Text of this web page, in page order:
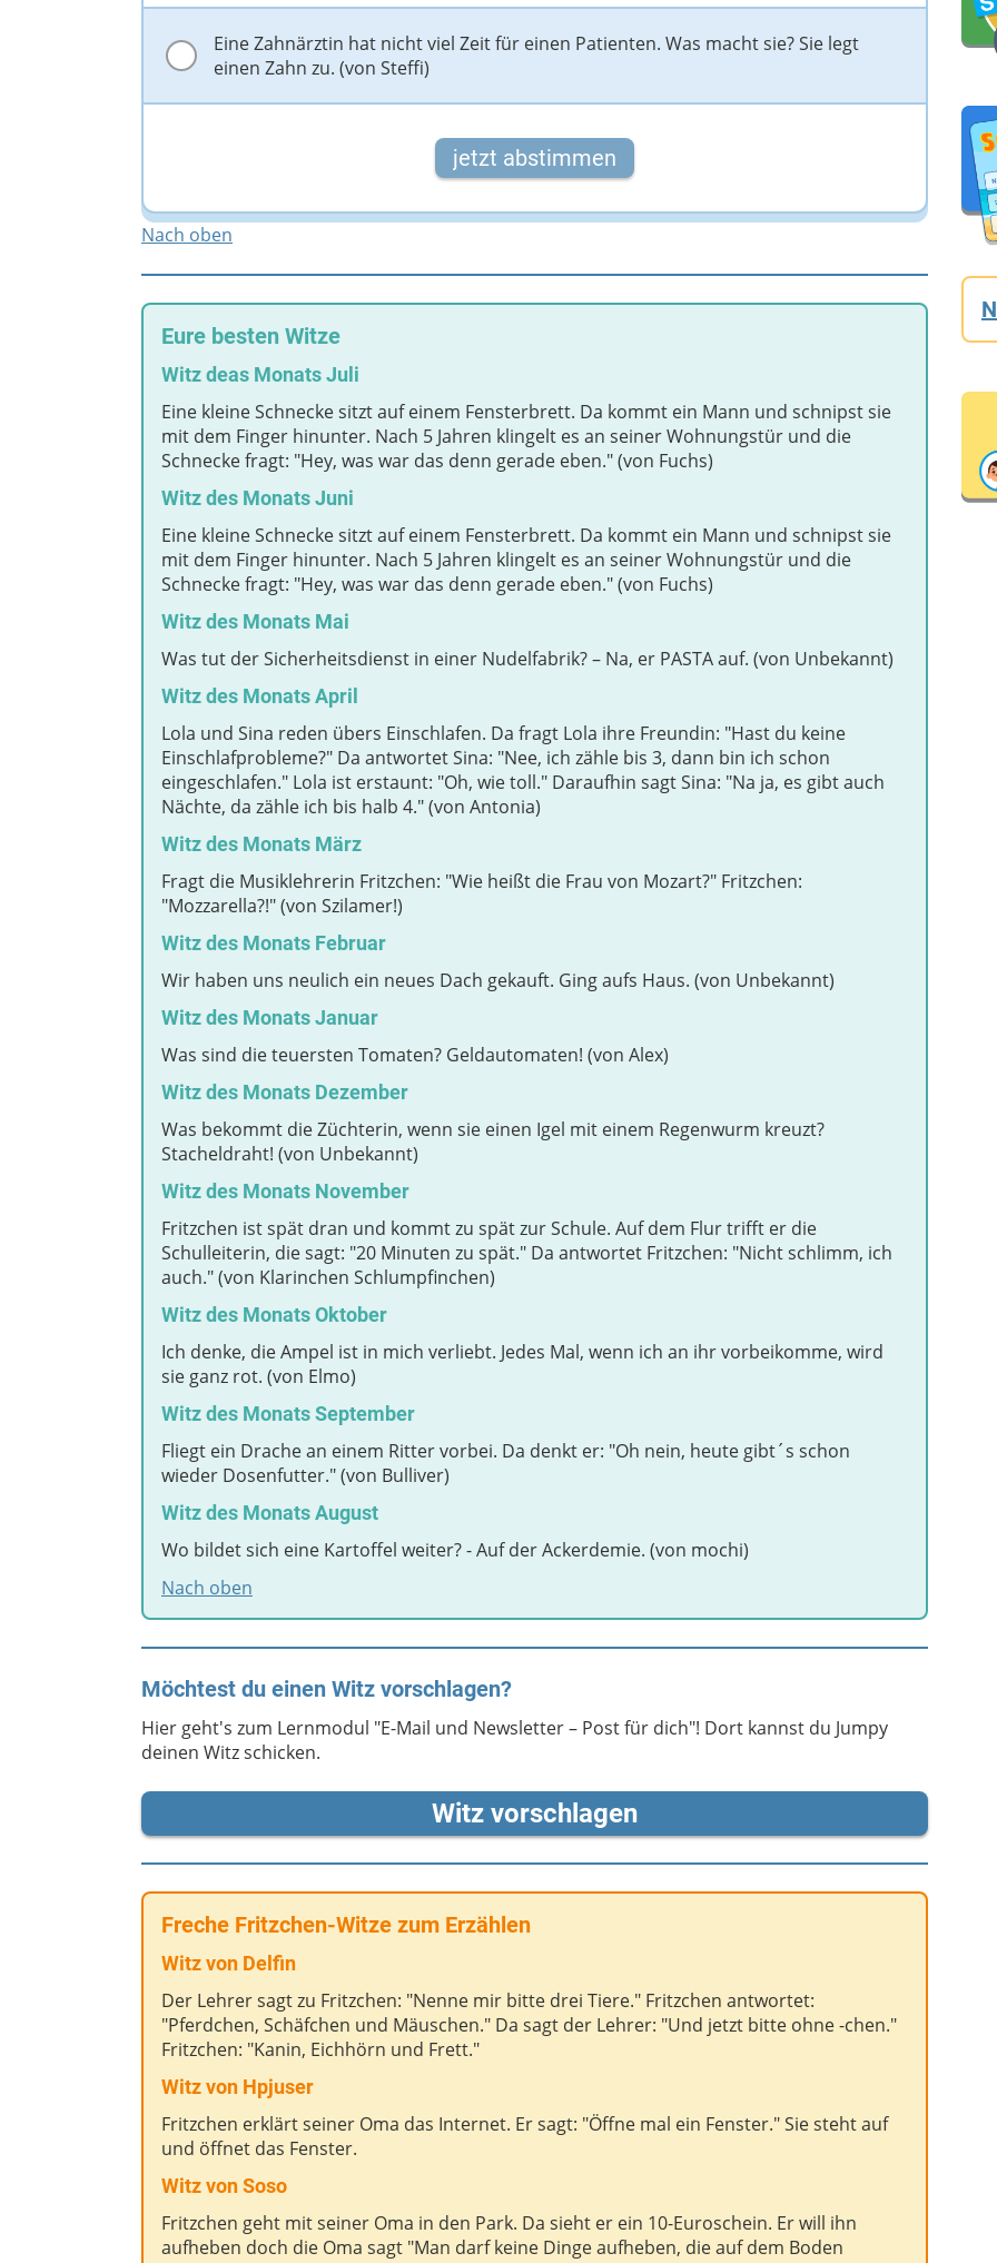
Eine Zahnärztin hat nicht viel Zeit für einen Patienten. Was macht sie? Sie legt
einen Zahn zu. (von Steffi)
jetzt abstimmen
Nach oben
Eure besten Witze
Witz deas Monats Juli
Eine kleine Schnecke sitzt auf einem Fensterbrett. Da kommt ein Mann und schnipst sie
mit dem Finger hinunter. Nach 5 Jahren klingelt es an seiner Wohnungstür und die
Schnecke fragt: "Hey, was war das denn gerade eben." (von Fuchs)
Witz des Monats Juni
Eine kleine Schnecke sitzt auf einem Fensterbrett. Da kommt ein Mann und schnipst sie
mit dem Finger hinunter. Nach 5 Jahren klingelt es an seiner Wohnungstür und die
Schnecke fragt: "Hey, was war das denn gerade eben." (von Fuchs)
Witz des Monats Mai
Was tut der Sicherheitsdienst in einer Nudelfabrik? – Na, er PASTA auf. (von Unbekannt)
Witz des Monats April
Lola und Sina reden übers Einschlafen. Da fragt Lola ihre Freundin: "Hast du keine
Einschlafprobleme?" Da antwortet Sina: "Nee, ich zähle bis 3, dann bin ich schon
eingeschlafen." Lola ist erstaunt: "Oh, wie toll." Daraufhin sagt Sina: "Na ja, es gibt auch
Nächte, da zähle ich bis halb 4." (von Antonia)
Witz des Monats März
Fragt die Musiklehrerin Fritzchen: "Wie heißt die Frau von Mozart?" Fritzchen:
"Mozzarella?!" (von Szilamer!)
Witz des Monats Februar
Wir haben uns neulich ein neues Dach gekauft. Ging aufs Haus. (von Unbekannt)
Witz des Monats Januar
Was sind die teuersten Tomaten? Geldautomaten! (von Alex)
Witz des Monats Dezember
Was bekommt die Züchterin, wenn sie einen Igel mit einem Regenwurm kreuzt?
Stacheldraht! (von Unbekannt)
Witz des Monats November
Fritzchen ist spät dran und kommt zu spät zur Schule. Auf dem Flur trifft er die
Schulleiterin, die sagt: "20 Minuten zu spät." Da antwortet Fritzchen: "Nicht schlimm, ich
auch." (von Klarinchen Schlumpfinchen)
Witz des Monats Oktober
Ich denke, die Ampel ist in mich verliebt. Jedes Mal, wenn ich an ihr vorbeikomme, wird
sie ganz rot. (von Elmo)
Witz des Monats September
Fliegt ein Drache an einem Ritter vorbei. Da denkt er: "Oh nein, heute gibt´s schon
wieder Dosenfutter." (von Bulliver)
Witz des Monats August
Wo bildet sich eine Kartoffel weiter? - Auf der Ackerdemie. (von mochi)
Nach oben
Möchtest du einen Witz vorschlagen?
Hier geht's zum Lernmodul "E-Mail und Newsletter – Post für dich"! Dort kannst du Jumpy
deinen Witz schicken.
Witz vorschlagen
Freche Fritzchen-Witze zum Erzählen
Witz von Delfin
Der Lehrer sagt zu Fritzchen: "Nenne mir bitte drei Tiere." Fritzchen antwortet:
"Pferdchen, Schäfchen und Mäuschen." Da sagt der Lehrer: "Und jetzt bitte ohne -chen."
Fritzchen: "Kanin, Eichhörn und Frett."
Witz von Hpjuser
Fritzchen erklärt seiner Oma das Internet. Er sagt: "Öffne mal ein Fenster." Sie steht auf
und öffnet das Fenster.
Witz von Soso
Fritzchen geht mit seiner Oma in den Park. Da sieht er ein 10-Euroschein. Er will ihn
aufheben doch die Oma sagt "Man darf keine Dinge aufheben, die auf dem Boden